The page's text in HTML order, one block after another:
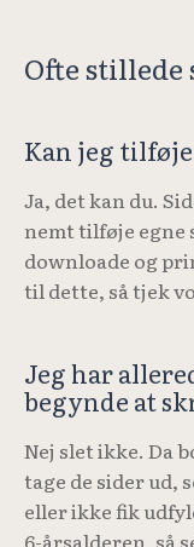
Ofte stillede
Kan jeg
Ja, det kan du.
nemt tilføje egne
downloade og
til dette, så tjek
Jeg har
begynde at
Nej slet ikke. Da
tage de sider ud,
eller ikke fik
6-årsalderen, så